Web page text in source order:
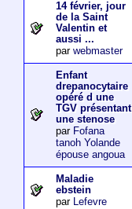
14 février, jour
de la Saint
Valentin et
aussi ...
par webmaster
Enfant
drepanocytaire
opéré d une
TGV présentant
une stenose
par Fofana
tanoh Yolande
épouse angoua
Maladie
ebstein
par Lefevre